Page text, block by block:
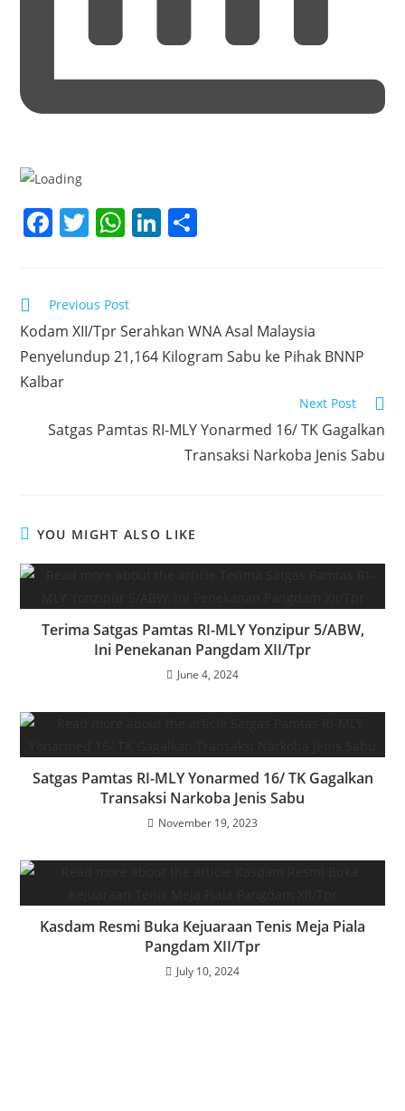
F
e
b
o
o
k
T
er
W
s
A
p
Li
dI
n
Read
more
articles
Previous Post
Kodam XII/Tpr Serahkan WNA Asal Malaysia
Penyelundup 21,164 Kilogram Sabu ke Pihak BNNP
Kalbar
Next Post
Satgas Pamtas RI-MLY Yonarmed 16/ TK Gagalkan
Transaksi Narkoba Jenis Sabu
YOU MIGHT ALSO LIKE
Terima Satgas Pamtas RI-MLY Yonzipur 5/ABW,
Ini Penekanan Pangdam XII/Tpr
June 4, 2024
Satgas Pamtas RI-MLY Yonarmed 16/ TK Gagalkan
Transaksi Narkoba Jenis Sabu
November 19, 2023
Kasdam Resmi Buka Kejuaraan Tenis Meja Piala
Pangdam XII/Tpr
July 10, 2024